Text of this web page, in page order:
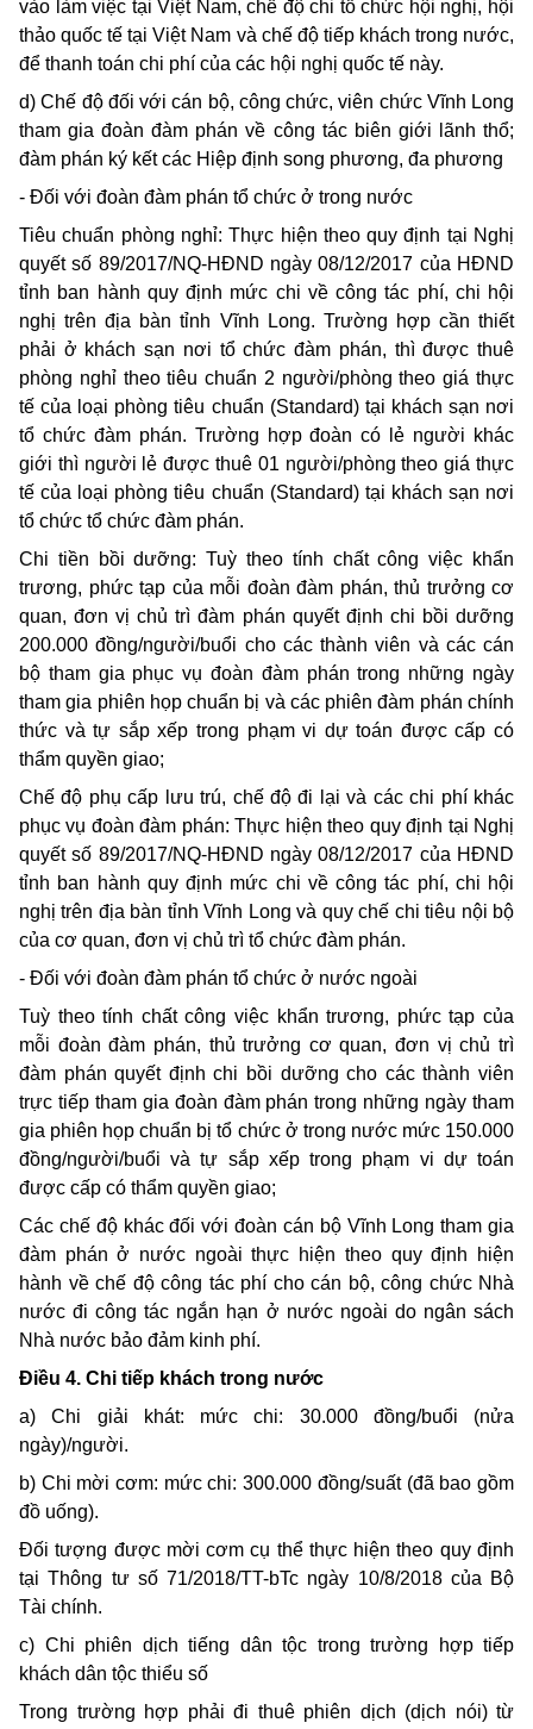
vào làm việc tại Việt Nam, chế độ chi tổ chức hội nghị, hội
thảo quốc tế tại Việt Nam và chế độ tiếp khách trong nước,
để thanh toán chi phí của các hội nghị quốc tế này.
d) Chế độ đối với cán bộ, công chức, viên chức Vĩnh Long
tham gia đoàn đàm phán về công tác biên giới lãnh thổ;
đàm phán ký kết các Hiệp định song phương, đa phương
- Đối với đoàn đàm phán tổ chức ở trong nước
Tiêu chuẩn phòng nghỉ: Thực hiện theo quy định tại Nghị
quyết số 89/2017/NQ-HĐND ngày 08/12/2017 của HĐND
tỉnh ban hành quy định mức chi về công tác phí, chi hội
nghị trên địa bàn tỉnh Vĩnh Long. Trường hợp cần thiết
phải ở khách sạn nơi tổ chức đàm phán, thì được thuê
phòng nghỉ theo tiêu chuẩn 2 người/phòng theo giá thực
tế của loại phòng tiêu chuẩn (Standard) tại khách sạn nơi
tổ chức đàm phán. Trường hợp đoàn có lẻ người khác
giới thì người lẻ được thuê 01 người/phòng theo giá thực
tế của loại phòng tiêu chuẩn (Standard) tại khách sạn nơi
tổ chức tổ chức đàm phán.
Chi tiền bồi dưỡng: Tuỳ theo tính chất công việc khẩn
trương, phức tạp của mỗi đoàn đàm phán, thủ trưởng cơ
quan, đơn vị chủ trì đàm phán quyết định chi bồi dưỡng
200.000 đồng/người/buổi cho các thành viên và các cán
bộ tham gia phục vụ đoàn đàm phán trong những ngày
tham gia phiên họp chuẩn bị và các phiên đàm phán chính
thức và tự sắp xếp trong phạm vi dự toán được cấp có
thẩm quyền giao;
Chế độ phụ cấp lưu trú, chế độ đi lại và các chi phí khác
phục vụ đoàn đàm phán: Thực hiện theo quy định tại Nghị
quyết số 89/2017/NQ-HĐND ngày 08/12/2017 của HĐND
tỉnh ban hành quy định mức chi về công tác phí, chi hội
nghị trên địa bàn tỉnh Vĩnh Long và quy chế chi tiêu nội bộ
của cơ quan, đơn vị chủ trì tổ chức đàm phán.
- Đối với đoàn đàm phán tổ chức ở nước ngoài
Tuỳ theo tính chất công việc khẩn trương, phức tạp của
mỗi đoàn đàm phán, thủ trưởng cơ quan, đơn vị chủ trì
đàm phán quyết định chi bồi dưỡng cho các thành viên
trực tiếp tham gia đoàn đàm phán trong những ngày tham
gia phiên họp chuẩn bị tổ chức ở trong nước mức 150.000
đồng/người/buổi và tự sắp xếp trong phạm vi dự toán
được cấp có thẩm quyền giao;
Các chế độ khác đối với đoàn cán bộ Vĩnh Long tham gia
đàm phán ở nước ngoài thực hiện theo quy định hiện
hành về chế độ công tác phí cho cán bộ, công chức Nhà
nước đi công tác ngắn hạn ở nước ngoài do ngân sách
Nhà nước bảo đảm kinh phí.
Điều 4. Chi tiếp khách trong nước
a) Chi giải khát: mức chi: 30.000 đồng/buổi (nửa
ngày)/người.
b) Chi mời cơm: mức chi: 300.000 đồng/suất (đã bao gồm
đồ uống).
Đối tượng được mời cơm cụ thể thực hiện theo quy định
tại Thông tư số 71/2018/TT-bTc ngày 10/8/2018 của Bộ
Tài chính.
c) Chi phiên dịch tiếng dân tộc trong trường hợp tiếp
khách dân tộc thiểu số
Trong trường hợp phải đi thuê phiên dịch (dịch nói) từ